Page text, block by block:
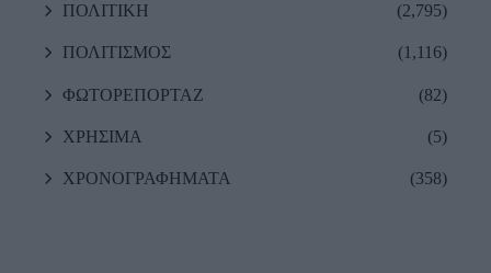
ΠΟΛΙΤΙΚΗ (2,795)
ΠΟΛΙΤΙΣΜΟΣ (1,116)
ΦΩΤΟΡΕΠΟΡΤΑΖ (82)
ΧΡΗΣΙΜΑ (5)
ΧΡΟΝΟΓΡΑΦΗΜΑΤΑ (358)